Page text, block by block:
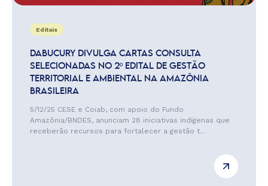
Editais
DABUCURY DIVULGA CARTAS CONSULTA
SELECIONADAS NO 2º EDITAL DE GESTÃO
TERRITORIAL E AMBIENTAL NA AMAZÔNIA
BRASILEIRA
5/12/25 CESE e Coiab, com apoio do Fundo
Amazônia/BNDES, anunciam 28 iniciativas indígenas que
receberão recursos para fortalecer a gestão t...